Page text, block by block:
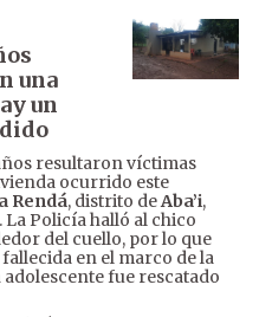
una
un
resultaron víctimas
ocurrido este
Rendá, distrito deAba’i,
. La Policía halló al chico
del cuello, por lo que
en el marco de la
fue rescatado